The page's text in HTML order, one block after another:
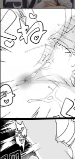
電鋸男vs3Pしないと出ら
れない部屋
お気に入り